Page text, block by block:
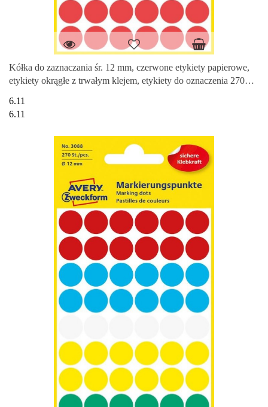
Kółka do zaznaczania śr. 12 mm, czerwone etykiety papierowe,
etykiety okrągłe z trwałym klejem, etykiety do oznaczenia 270
6.11
6.11